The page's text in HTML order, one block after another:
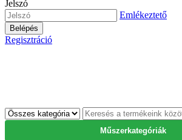
Jelszó
Emlékeztető
Belépés
Regisztráció
Műszerkategóriák